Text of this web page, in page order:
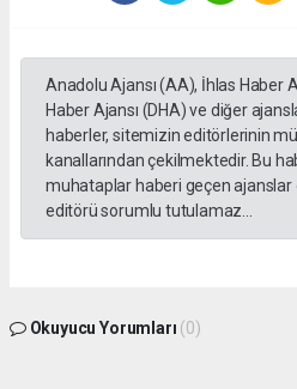
Anadolu Ajansı (AA), İhlas Haber
Haber Ajansı (DHA) ve diğer
haberler, sitemizin editörlerinin
kanallarından çekilmektedir. Bu
muhataplar haberi geçen ajanslar
editörü sorumlu tutulamaz...
Okuyucu Yorumları (0)